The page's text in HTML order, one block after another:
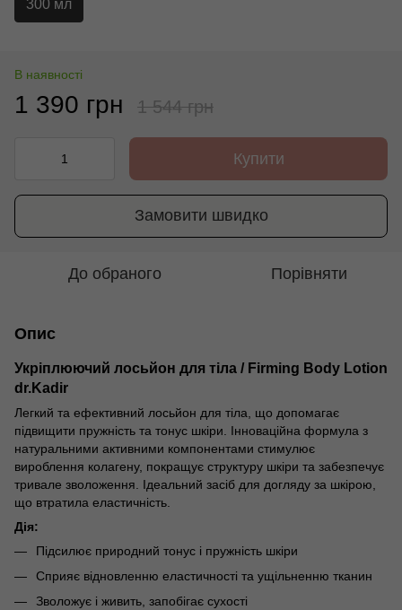
300 мл
В наявності
1 390 грн 1 544 грн
Купити
Замовити швидко
До обраного Порівняти
Опис
Укріплюючий лосьйон для тіла / Firming Body Lotion
dr.Kadir
Легкий та ефективний лосьйон для тіла, що допомагає
підвищити пружність та тонус шкіри. Інноваційна формула з
натуральними активними компонентами стимулює
вироблення колагену, покращує структуру шкіри та забезпечує
тривале зволоження. Ідеальний засіб для догляду за шкірою,
що втратила еластичність.
Дія:
Підсилює природний тонус і пружність шкіри
Сприяє відновленню еластичності та ущільненню тканин
Зволожує і живить, запобігає сухості